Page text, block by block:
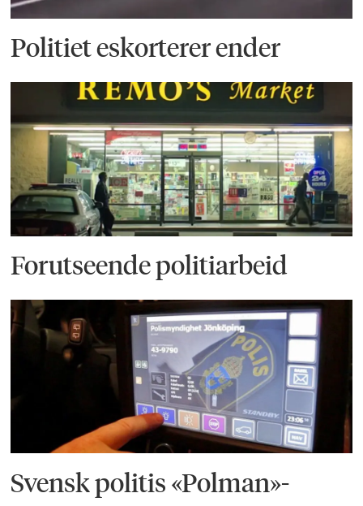
Politiet eskorterer ender
Forutseende politiarbeid
Svensk politis «Polman»-